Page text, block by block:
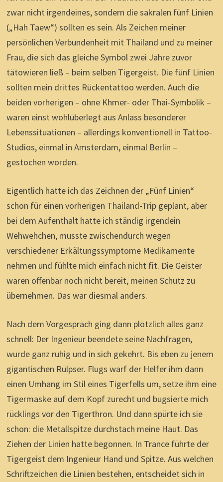
zwar nicht irgendeines, sondern die sakralen fünf Linien
(„Hah Taew“) sollten es sein. Als Zeichen meiner
persönlichen Verbundenheit mit Thailand und zu meiner
Frau, die sich das gleiche Symbol zwei Jahre zuvor
tätowieren ließ – beim selben Tigergeist. Die fünf Linien
sollten mein drittes Rückentattoo werden. Auch die
beiden vorherigen – ohne Khmer- oder Thai-Symbolik –
waren einst wohlüberlegt aus Anlass besonderer
Lebenssituationen – allerdings konventionell in Tattoo-
Studios, einmal in Amsterdam, einmal Berlin –
gestochen worden.
Eigentlich hatte ich das Zeichnen der „Fünf Linien“
schon für einen vorherigen Thailand-Trip geplant, aber
bei dem Aufenthalt hatte ich ständig irgendein
Wehwehchen, musste zwischendurch wegen
verschiedener Erkältungssymptome Medikamente
nehmen und fühlte mich einfach nicht fit. Die Geister
waren offenbar noch nicht bereit, meinen Schutz zu
übernehmen. Das war diesmal anders.
Nach dem Vorgespräch ging dann plötzlich alles ganz
schnell: Der Ingenieur beendete seine Nachfragen,
wurde ganz ruhig und in sich gekehrt. Bis eben zu jenem
gigantischen Rülpser. Flugs warf der Helfer ihm dann
einen Umhang im Stil eines Tigerfells um, setze ihm eine
Tigermaske auf dem Kopf zurecht und bugsierte mich
rücklings vor den Tigerthron. Und dann spürte ich sie
schon: die Metallspitze durchstach meine Haut. Das
Ziehen der Linien hatte begonnen. In Trance führte der
Tigergeist dem Ingenieur Hand und Spitze. Aus welchen
Schriftzeichen die Linien bestehen, entscheidet sich in